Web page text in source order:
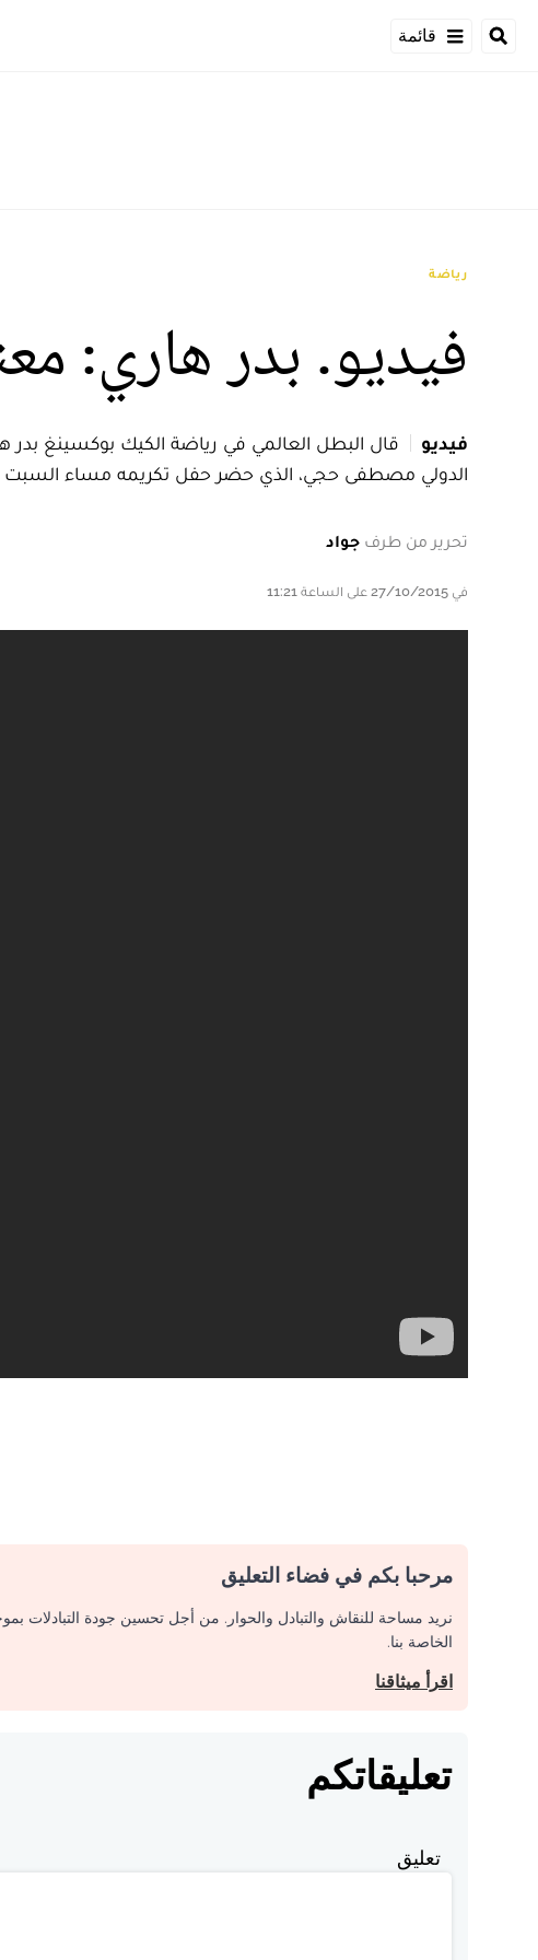
قائمة
رياضة
فيديو. بدر هاري:
فيديو
الدولي مصطفى حجي، الذي حضر حفل تكريمه مساء السبت
تحرير من طرف جواد
في 27/10/2015 على الساعة 11:21
مرحبا بكم في فضاء التعليق
نريد مساحة للنقاش والتبادل والحوار. من أجل تحسين جودة التبادلات
الخاصة بنا.
اقرأ ميثاقنا
تعليقاتكم
تعليق